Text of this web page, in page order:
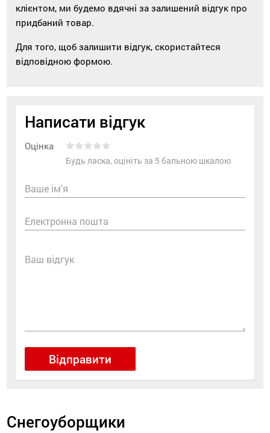
клієнтом, ми будемо вдячні за залишений відгук про
придбаний товар.
Для того, щоб залишити відгук, скористайтеся
відповідною формою.
Написати відгук
Оцінка
Будь ласка, оцініть за 5 бальною шкалою
Ваше ім'я
Електронна пошта
Ваш відгук
Відправити
Снегоуборщики